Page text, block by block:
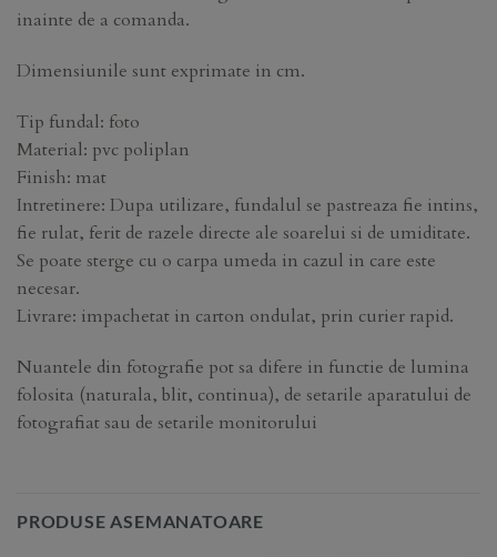
inainte de a comanda.
Dimensiunile sunt exprimate in cm.
Tip fundal: foto
Material: pvc poliplan
Finish: mat
Intretinere: Dupa utilizare, fundalul se pastreaza fie intins,
fie rulat, ferit de razele directe ale soarelui si de umiditate.
Se poate sterge cu o carpa umeda in cazul in care este
necesar.
Livrare: impachetat in carton ondulat, prin curier rapid.
Nuantele din fotografie pot sa difere in functie de lumina
folosita (naturala, blit, continua), de setarile aparatului de
fotografiat sau de setarile monitorului
PRODUSE ASEMANATOARE